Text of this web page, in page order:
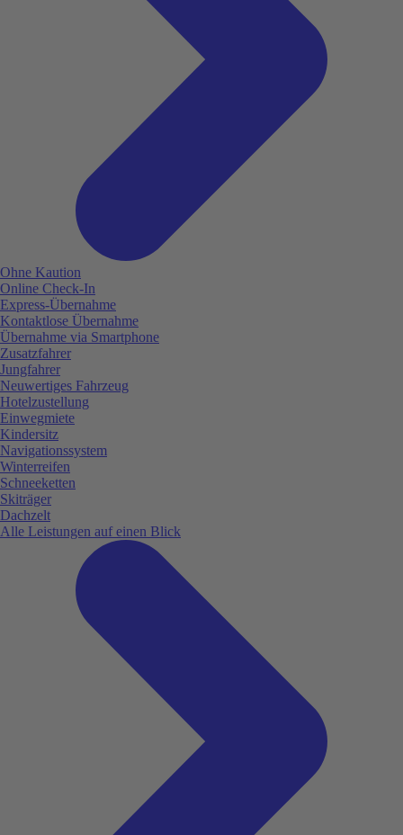
Ohne Kaution
Online Check-In
Express-Übernahme
Kontaktlose Übernahme
Übernahme via Smartphone
Zusatzfahrer
Jungfahrer
Neuwertiges Fahrzeug
Hotelzustellung
Einwegmiete
Kindersitz
Navigationssystem
Winterreifen
Schneeketten
Skiträger
Dachzelt
Alle Leistungen auf einen Blick